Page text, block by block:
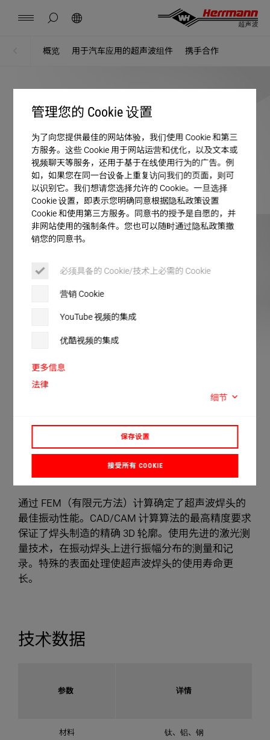
管理您的 Cookie 设置
为了向您提供最佳的网站体验，我们使用 Cookie 和第三
方服务。这些 Cookie 用于网站运营和优化，以及文本或
视频聊天等服务，还用于基于在线使用行为的广告。例
如，如果您在同一台设备上重复访问我们的页面，则可
以识别它。我们想请您选择允许的 Cookie。一旦选择
Cookie 设置，即表示您明确同意根据隐私政策设置
Cookie 和使用第三方服务。同意书的授予是自愿的，并
非网站使用的强制条件。您也可以随时通过隐私政策撤
销您的同意书。
必须具备的 Cookie/技术上必需的 Cookie
营销 Cookie
YouTube 视频的集成
优酷视频的集成
更多信息
法律
细节
保存设置
接受所有 COOKIE
隐藏页面搜索
超声波焊接
产品
企业
客户服务
联系方式 位置 新闻 工作 资料下载
China english
概览 用于汽车应用的超声波组件 携手合作
焊头
焊头可通过均匀的振动将机械振动轻轻地引入塑料
通过 FEM（有限元方法）计算确定了超声波焊头的
最佳振动性能。CAD/CAM 计算算法的最高精度要求
保证了焊头制造的精确 3D 轮廓。使用先进的激光测
量技术，在振动焊头上进行振幅分布的测量和记
录。特殊的表面处理使超声波焊头的使用寿命更
长。
技术数据
参数 详情
材料 钛、铝、钢